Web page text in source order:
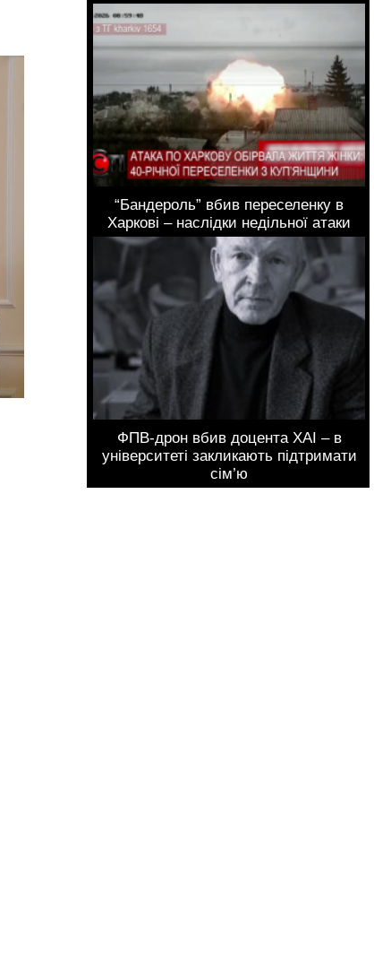
“Бандероль” вбив переселенку в
Харкові – наслідки недільної атаки
ФПВ-дрон вбив доцента ХАІ – в
університеті закликають підтримати
сім’ю